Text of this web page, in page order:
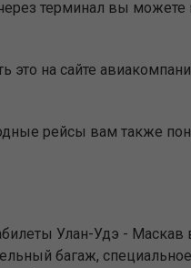
терминал вы можете
это на сайте
рейсы вам также
Улан-Удэ - Маскав
багаж,